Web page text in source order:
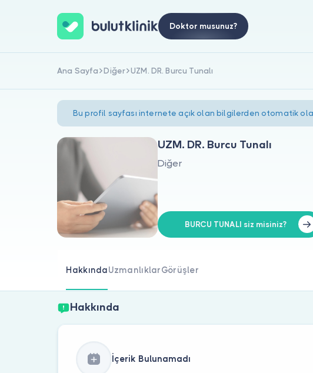
Doktor musunuz?
Ana Sayfa Diğer UZM. DR. Burcu Tunalı
Bu profil sayfası internete açık olan bilgilerden otomatik
UZM. DR. Burcu Tunalı
Diğer
BURCU TUNALI siz misiniz?
HakkındaUzmanlıklarGörüşler
Hakkında
İçerik Bulunamadı